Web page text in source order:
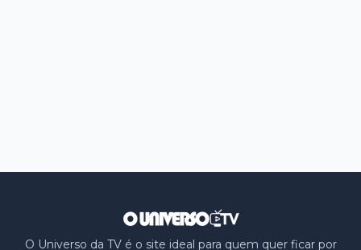
O Universo da TV é o site ideal para quem quer ficar por